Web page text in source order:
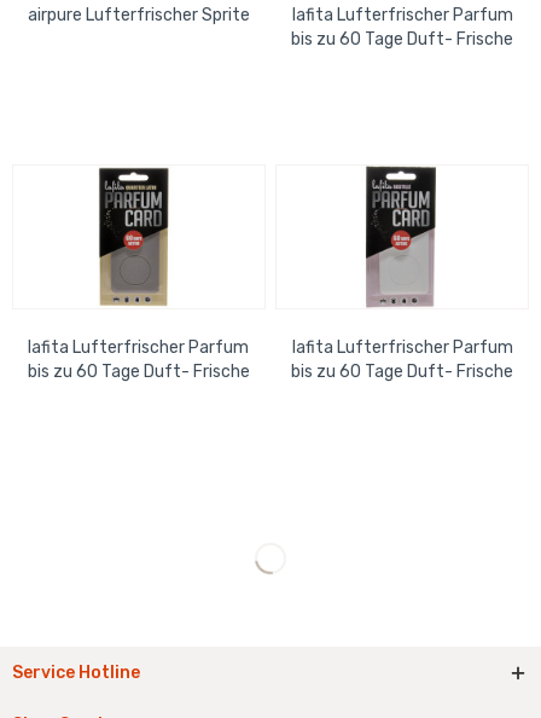
airpure Lufterfrischer Sprite
lafita Lufterfrischer Parfum
bis zu 60 Tage Duft- Frische
lafita Lufterfrischer Parfum
bis zu 60 Tage Duft- Frische
lafita Lufterfrischer Parfum
bis zu 60 Tage Duft- Frische
Service Hotline